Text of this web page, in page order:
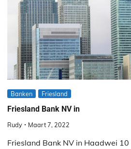
Banken Friesland
Friesland Bank NV in
Rudy Maart 7, 2022
Friesland Bank NV in Haadwei 10